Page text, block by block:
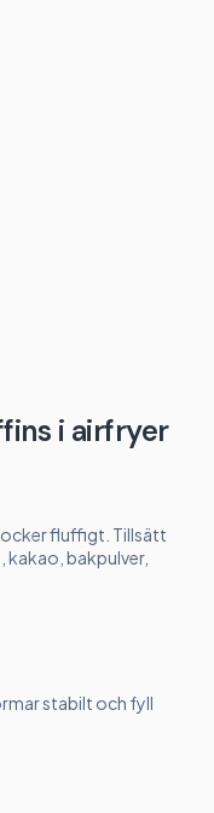
i airfryer
fluffigt. Tillsätt
kakao, bakpulver,
stabilt och fyll